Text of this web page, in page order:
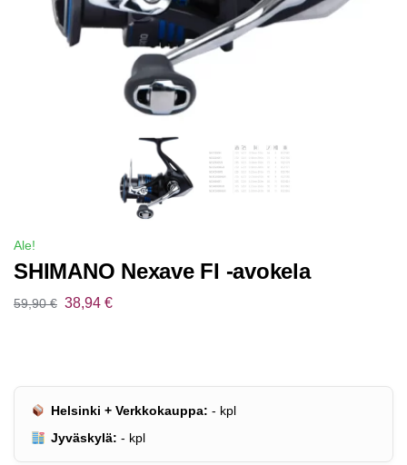
Ale!
SHIMANO Nexave FI -avokela
59,90€ 38,94 €
Helsinki + Verkkokauppa: - kpl
Jyväskylä: - kpl